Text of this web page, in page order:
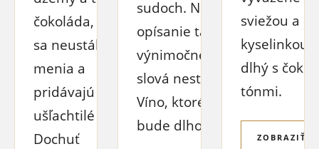
čokoláda, ktoré
sa neustále
menia a
pridávajú
ušľachtilé tóny.
Dochuť
sudoch. Na
opísanie takéhoto
výnimočného vína
slová nestačia.
Víno, ktoré vám
bude dlho chutiť...
sviežou a
kyselinkou.
dlhý s
tónmi.
ZOBRAZIŤ